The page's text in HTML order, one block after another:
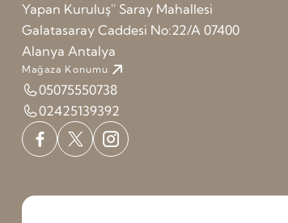
Yapan Kuruluş'' Saray Mahallesi
Galatasaray Caddesi No:22/A 07400
Alanya Antalya
Mağaza Konumu
05075550738
02425139392